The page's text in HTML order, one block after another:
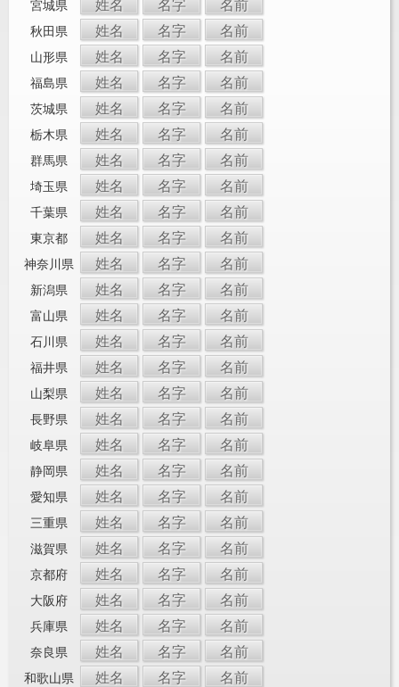
宮城県 姓名 名字 名前
秋田県 姓名 名字 名前
山形県 姓名 名字 名前
福島県 姓名 名字 名前
茨城県 姓名 名字 名前
栃木県 姓名 名字 名前
群馬県 姓名 名字 名前
埼玉県 姓名 名字 名前
千葉県 姓名 名字 名前
東京都 姓名 名字 名前
神奈川県 姓名 名字 名前
新潟県 姓名 名字 名前
富山県 姓名 名字 名前
石川県 姓名 名字 名前
福井県 姓名 名字 名前
山梨県 姓名 名字 名前
長野県 姓名 名字 名前
岐阜県 姓名 名字 名前
静岡県 姓名 名字 名前
愛知県 姓名 名字 名前
三重県 姓名 名字 名前
滋賀県 姓名 名字 名前
京都府 姓名 名字 名前
大阪府 姓名 名字 名前
兵庫県 姓名 名字 名前
奈良県 姓名 名字 名前
和歌山県 姓名 名字 名前